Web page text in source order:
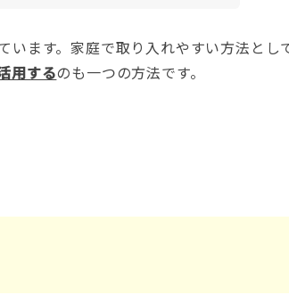
います。家庭で取り入れやすい方法とし
用するのも一つの方法です。